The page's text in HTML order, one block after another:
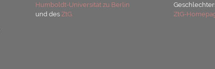
Humboldt-Universität zu Berlin
und des ZtG.
ZtG-